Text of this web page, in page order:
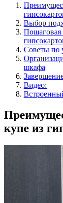
Выбор
Пошаговая
Советы по
шкафа
Видео:
купе из